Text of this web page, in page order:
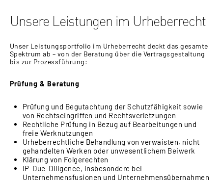
Unsere Leistungen im Urheberrecht
Unser Leistungsportfolio im Urheberrecht deckt das gesamte
Spektrum ab – von der Beratung über die Vertragsgestaltung
bis zur Prozessführung:
Prüfung & Beratung
Prüfung und Begutachtung der Schutzfähigkeit sowie
von Rechtseingriffen und Rechtsverletzungen
Rechtliche Prüfung in Bezug auf Bearbeitungen und
freie Werknutzungen
Urheberrechtliche Behandlung von verwaisten, nicht
gehandelten Werken oder unwesentlichem Beiwerk
Klärung von Folgerechten
IP-Due-Diligence, insbesondere bei
Unternehmensfusionen und Unternehmensübernahmen